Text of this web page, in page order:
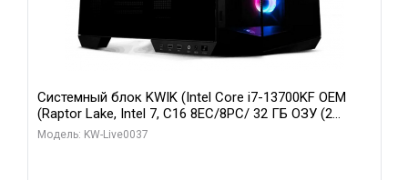
Системный блок KWIK (Intel Core i7-13700KF OEM
(Raptor Lake, Intel 7, C16 8EC/8PC/ 32 ГБ ОЗУ (2
модуля)/ Gigabyte RTX5070 AERO OC 12GB GDDR7
Модель: KW-Live0037